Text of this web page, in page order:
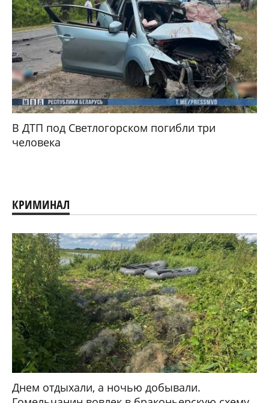
В ДТП под Светлогорском погибли три
человека
КРИМИНАЛ
Днем отдыхали, а ночью добывали.